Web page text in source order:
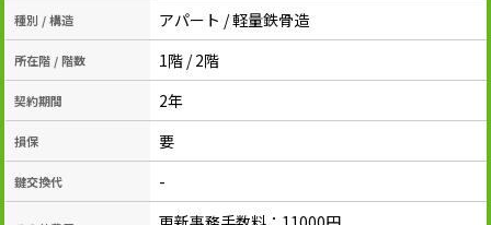
種別 / 構造 アパート / 軽量鉄骨造
所在階 / 階数 1階 / 2階
契約期間 2年
損保 要
鍵交換代 -